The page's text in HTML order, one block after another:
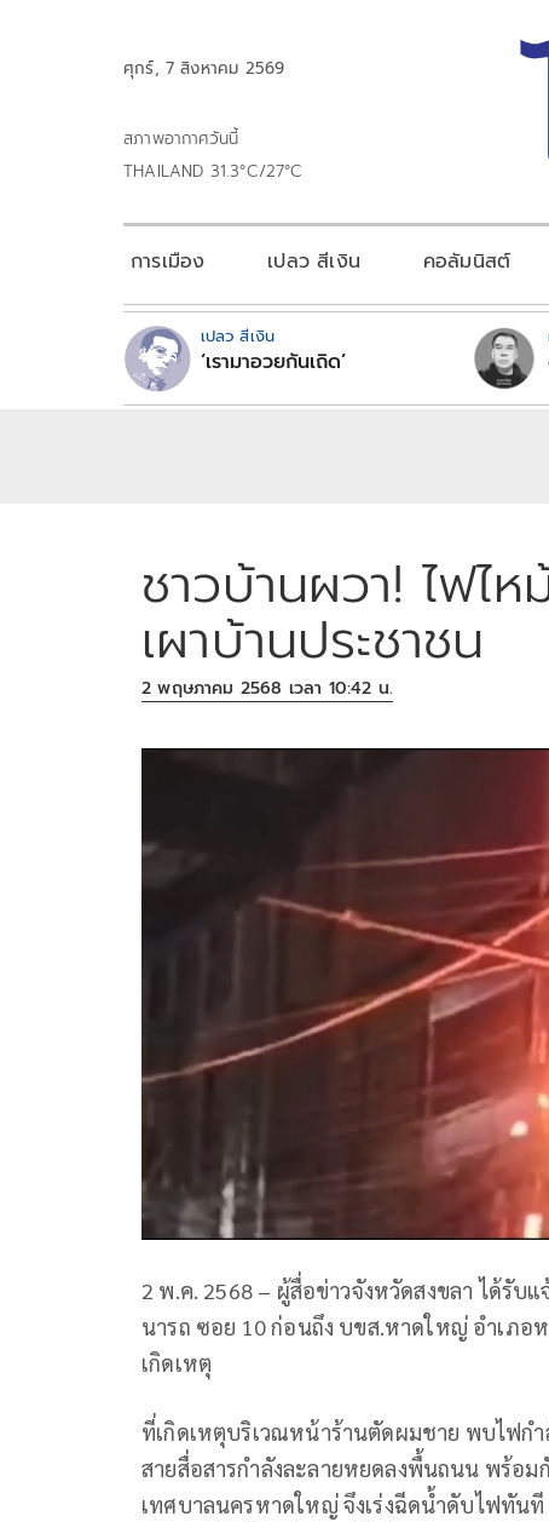
ศุกร์, 7 สิงหาคม 2569
สภาพอากาศวันนี้
THAILAND 31.3°C/27°C
การเมือง เปลว สีเงิน คอลัมนิสต์
เปลว สีเงิน
‘เรามาอวยกันเถิด’
ชาวบ้านผวา! ไฟไ
เผาบ้านประชาชน
2 พฤษภาคม 2568 เวลา 10:42 น.
2 พ.ค. 2568 – ผู้สื่อข่าวจังหวัดสงขลา ได้รับ
นารถ ซอย 10 ก่อนถึง บขส.หาดใหญ่ อำเภอ
เกิดเหตุ
ที่เกิดเหตุบริเวณหน้าร้านตัดผมชาย พบไฟก
สายสื่อสารกำลังละลายหยดลงพื้นถนน พร้อ
เทศบาลนครหาดใหญ่ จึงเร่งฉีดน้ำดับไฟทัน